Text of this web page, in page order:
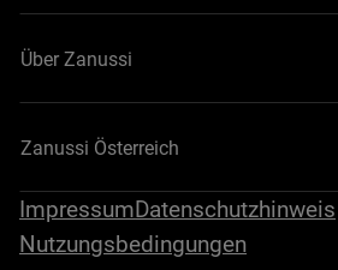
Über Zanussi
Zanussi Österreich
ImpressumDatenschutzhinweis
Nutzungsbedingungen